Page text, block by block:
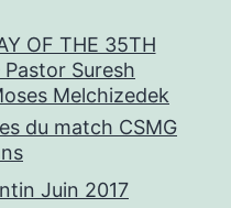
OF THE 35TH
Pastor Suresh
Melchizedek
du match CSMG
Juin 2017